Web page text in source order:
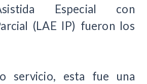
Especial con
(LAE IP) fueron los
servicio, esta fue una